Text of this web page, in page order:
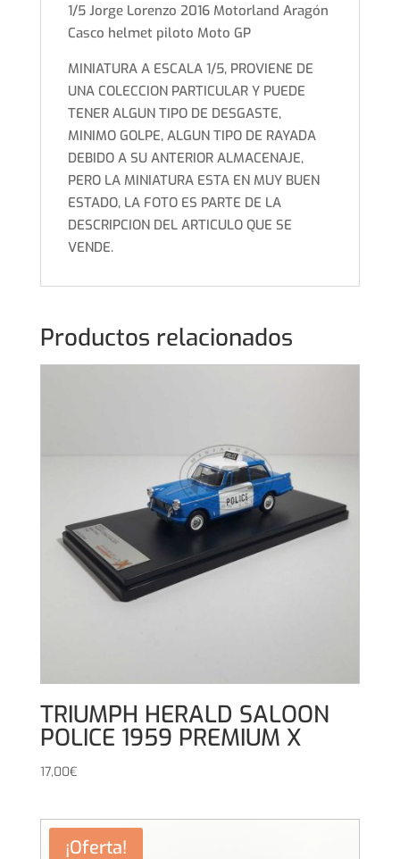
1/5 Jorge Lorenzo 2016 Motorland Aragón
Casco helmet piloto Moto GP
MINIATURA A ESCALA 1/5, PROVIENE DE
UNA COLECCION PARTICULAR Y PUEDE
TENER ALGUN TIPO DE DESGASTE,
MINIMO GOLPE, ALGUN TIPO DE RAYADA
DEBIDO A SU ANTERIOR ALMACENAJE,
PERO LA MINIATURA ESTA EN MUY BUEN
ESTADO, LA FOTO ES PARTE DE LA
DESCRIPCION DEL ARTICULO QUE SE
VENDE.
Productos relacionados
TRIUMPH HERALD SALOON
POLICE 1959 PREMIUM X
17,00€
¡Oferta!